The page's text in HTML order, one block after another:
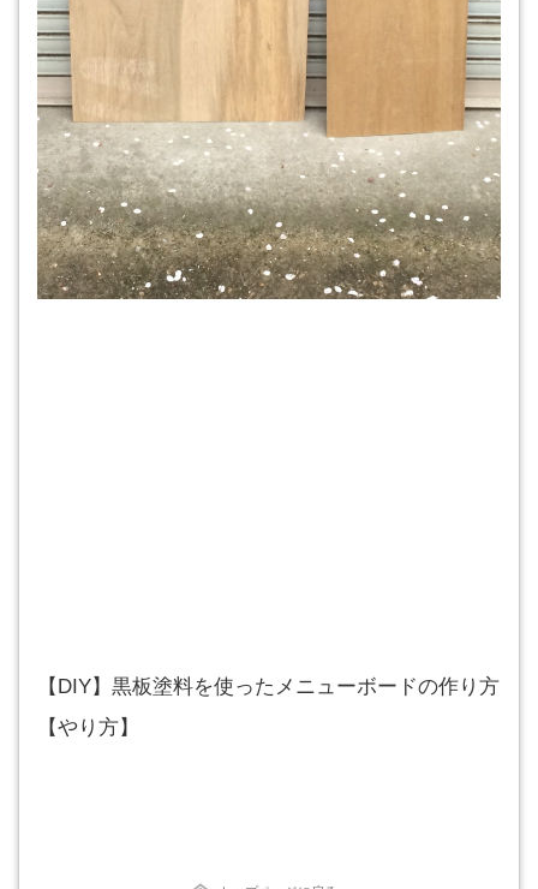
【DIY】黒板塗料を使ったメニューボードの作り方
【やり方】